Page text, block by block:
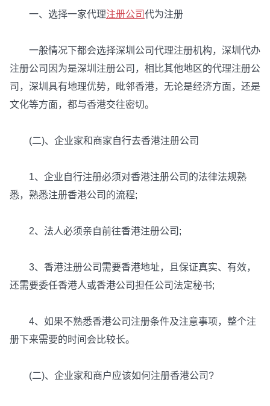
一、选择一家代理注册公司代为注册
一般情况下都会选择深圳公司代理注册机构，深圳代办
注册公司因为是深圳注册公司，相比其他地区的代理注册公
司，深圳具有地理优势，毗邻香港，无论是经济方面，还是
文化等方面，都与香港交往密切。
(二)、企业家和商家自行去香港注册公司
1、企业自行注册必须对香港注册公司的法律法规熟
悉，熟悉注册香港公司的流程;
2、法人必须亲自前往香港注册公司;
3、香港注册公司需要香港地址，且保证真实、有效，
还需要委任香港人或香港公司担任公司法定秘书;
4、如果不熟悉香港公司注册条件及注意事项，整个注
册下来需要的时间会比较长。
(二)、企业家和商户应该如何注册香港公司?